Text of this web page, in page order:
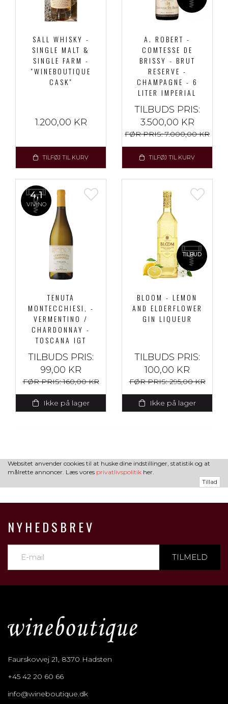
SALL WHISKY -
SINGLE MALT &
SINGLE FARM -
"WINEBOUTIQUE
CASK"
1.200,00 KR
TILFØJ TIL KURV
A. ROBERT -
COMTESSE DE
BRISSY - BRUT
RESERVE -
CHAMPAGNE - 6
LITER IMPERIAL
TILBUDS PRIS:
3.500,00 KR
FØR PRIS: 7.000,00 KR
TILFØJ TIL KURV
4,1
VIVINO
TENUTA
MONTECCHIESI, -
VERMENTINO /
CHARDONNAY -
TOSCANA IGT
TILBUDS PRIS:
99,00 KR
FØR PRIS: 160,00 KR
Ikke på lager
TILBUD
BLOOM - LEMON
AND ELDERFLOWER
GIN LIQUEUR
TILBUDS PRIS:
100,00 KR
FØR PRIS: 295,00 KR
Ikke på lager
Websitet anvender cookies til at huske dine indstillinger, statistik og at
målrette annoncer. Læs vores privatlivspolitik her.
Tillad
NYHEDSBREV
TILMELD
Faurskovvej 21, 8370 Hadsten
+45 42 20 60 66
info@wineboutique.dk